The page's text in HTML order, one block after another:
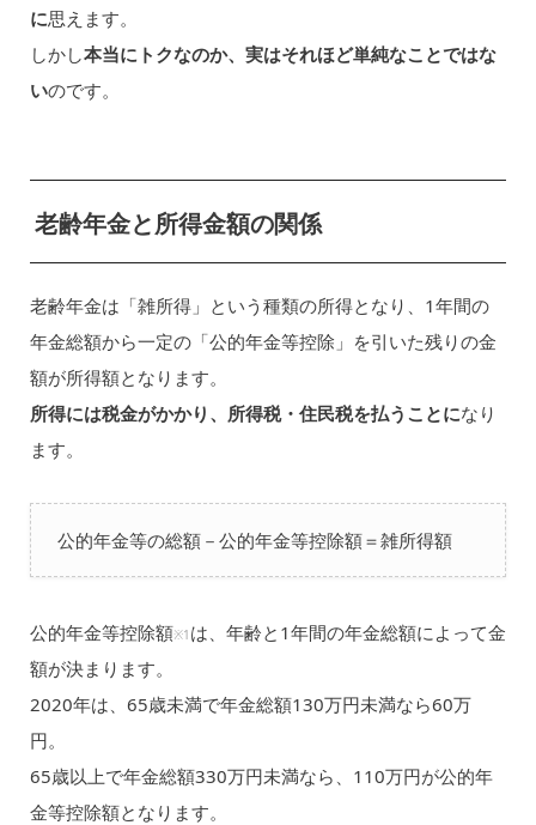
に思えます。
しかし本当にトクなのか、実はそれほど単純なことではな
いのです。
老齢年金と所得金額の関係
老齢年金は「雑所得」という種類の所得となり、1年間の
年金総額から一定の「公的年金等控除」を引いた残りの金
額が所得額となります。
所得には税金がかかり、所得税・住民税を払うことになり
ます。
公的年金等の総額－公的年金等控除額＝雑所得額
公的年金等控除額※1 は、年齢と1年間の年金総額によって金
額が決まります。
2020年は、65歳未満で年金総額130万円未満なら60万
円。
65歳以上で年金総額330万円未満なら、110万円が公的年
金等控除額となります。